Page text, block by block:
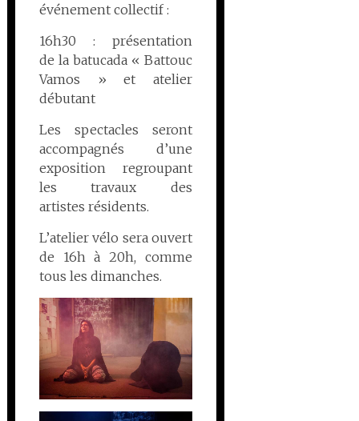
événement collectif :
16h30 : présentation
de la batucada « Battouc
Vamos » et atelier
débutant
Les spectacles seront
accompagnés d’une
exposition regroupant
les travaux des
artistes résidents.
L’atelier vélo sera ouvert
de 16h à 20h, comme
tous les dimanches.